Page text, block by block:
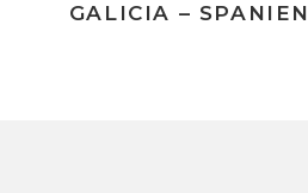
GALICIA – SPANIEN